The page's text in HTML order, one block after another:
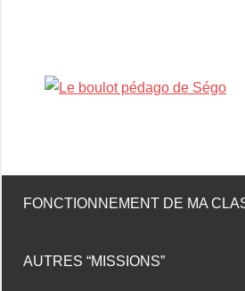
FONCTIONNEMENT DE MA
AUTRES “MISSIONS”